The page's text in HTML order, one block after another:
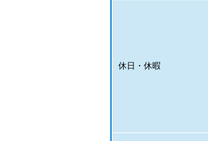
休日・休暇